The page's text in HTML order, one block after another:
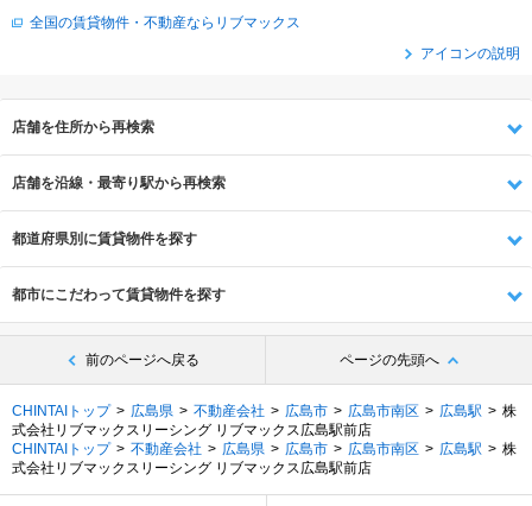
全国の賃貸物件・不動産ならリブマックス
アイコンの説明
店舗を住所から再検索
店舗を沿線・最寄り駅から再検索
都道府県別に賃貸物件を探す
都市にこだわって賃貸物件を探す
前のページへ戻る ページの先頭へ
CHINTAIトップ 広島県 不動産会社 広島市 広島市南区 広島駅
株
式会社リブマックスリーシング リブマックス広島駅前店
CHINTAIトップ
不動産会社 広島県 広島市 広島市南区 広島駅
株
式会社リブマックスリーシング リブマックス広島駅前店